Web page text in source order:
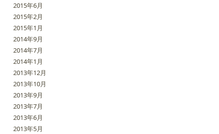
2015年6月
2015年2月
2015年1月
2014年9月
2014年7月
2014年1月
2013年12月
2013年10月
2013年9月
2013年7月
2013年6月
2013年5月